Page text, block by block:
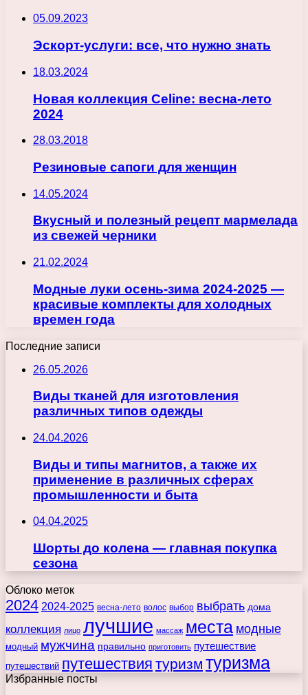
05.09.2023
Эскорт-услуги: все, что нужно знать
18.03.2024
Новая коллекция Celine: весна-лето
2024
28.03.2018
Резиновые сапоги для женщин
14.05.2024
Вкусный и полезный рецепт мармелада
из свежей черники
21.02.2024
Модные луки осень-зима 2024-2025 —
красивые комплекты для холодных
времен года
Последние записи
26.05.2026
Виды тканей для изготовления
различных типов одежды
24.04.2026
Виды и типы магнитов, а также их
применение в различных сферах
промышленности и быта
04.04.2025
Шорты до колена — главная покупка
сезона
Облоко меток
2024 2024-2025 весна-лето волос выбор выбрать дома
коллекция лицо лучшие массаж места модные
модный мужчина правильно приготовить путешествие
путешествий путешествия туризм туризма
Избранные посты